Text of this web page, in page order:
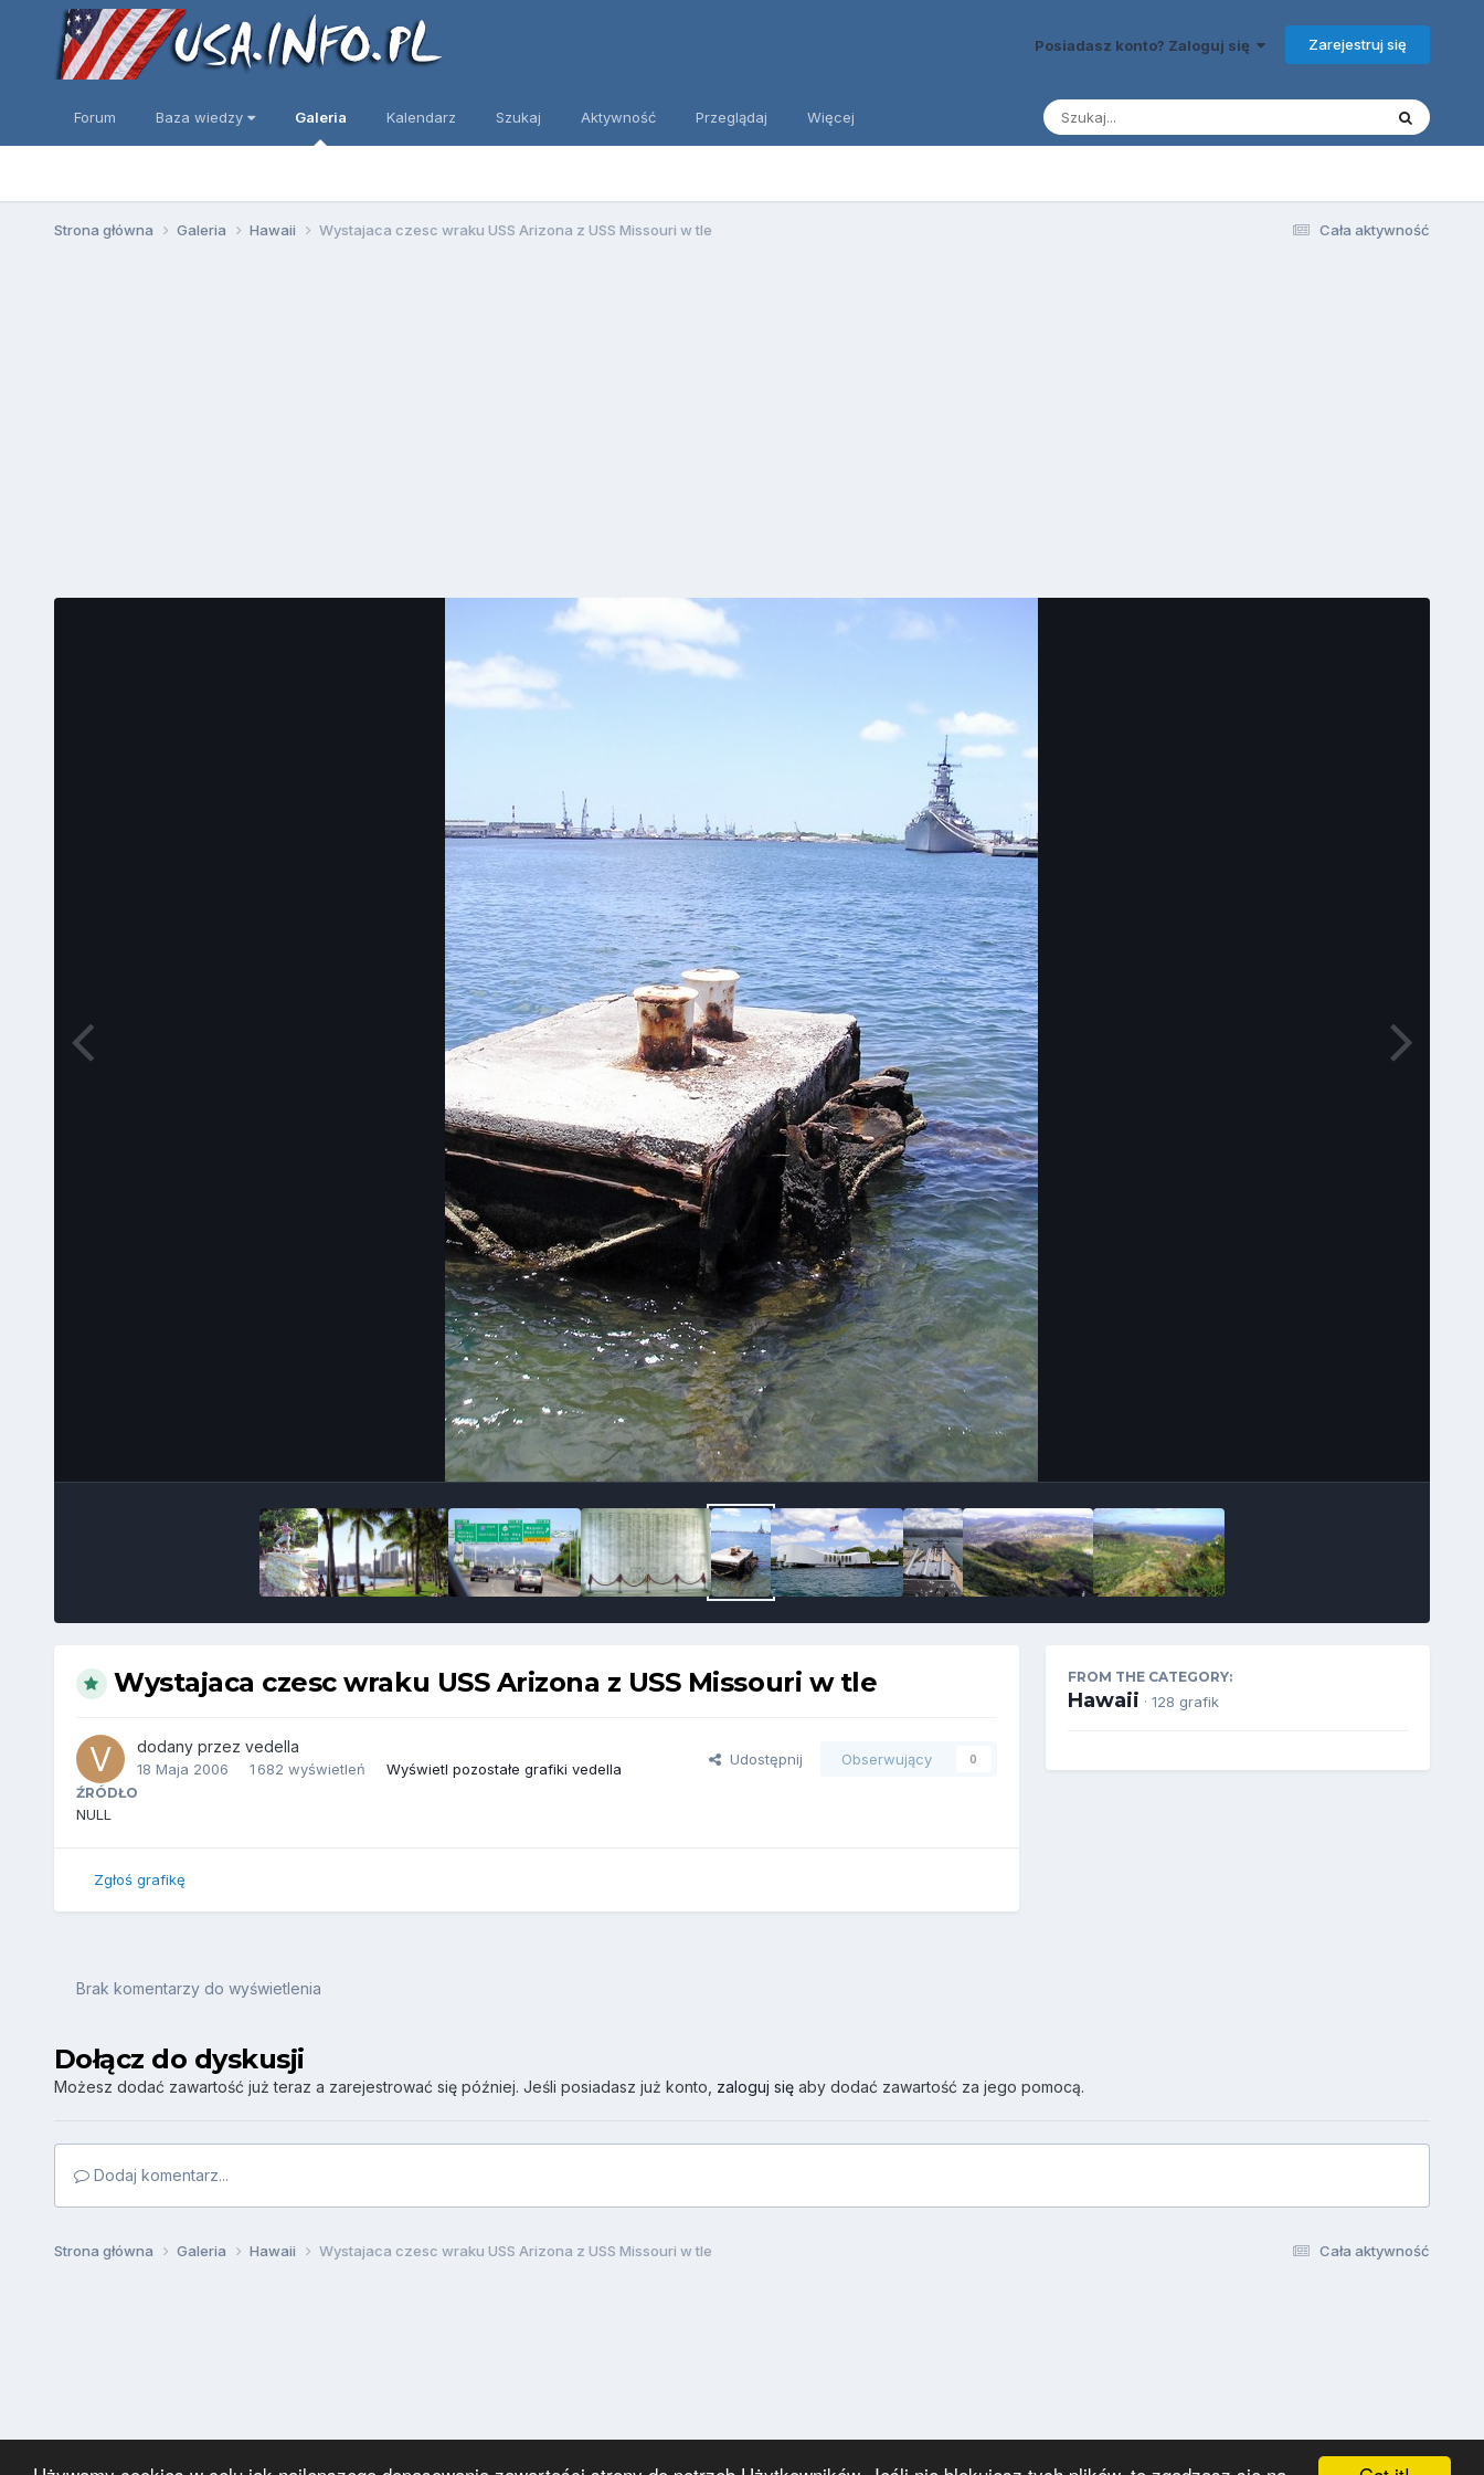
Posiadasz konto? Zaloguj się Zarejestruj się
Forum Baza wiedzy Galeria Kalendarz Szukaj Aktywność Przeglądaj Więcej
Cała aktywność
Strona główna Galeria Hawaii Wystajaca czesc wraku USS Arizona z USS Missouri w tle
Wystajaca czesc wraku USS Arizona z USS Missouri w tle
dodany przez vedella
18 Maja 2006 1 682 wyświetleń Wyświetl pozostałe grafiki vedella
Udostępnij Obserwujący 0
ŹRÓDŁO
NULL
Zgłoś grafikę
FROM THE CATEGORY:
Hawaii · 128 grafik
Brak komentarzy do wyświetlenia
Dołącz do dyskusji
Możesz dodać zawartość już teraz a zarejestrować się później. Jeśli posiadasz już konto, zaloguj sięaby dodać zawartość za jego pomocą.
Dodaj komentarz...
Cała aktywność
Strona główna Galeria Hawaii Wystajaca czesc wraku USS Arizona z USS Missouri w tle